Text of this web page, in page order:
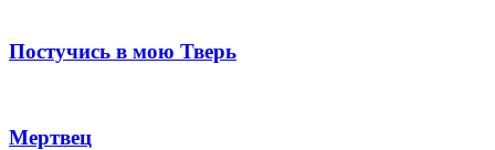
Постучись в мою Тверь
Мертвец